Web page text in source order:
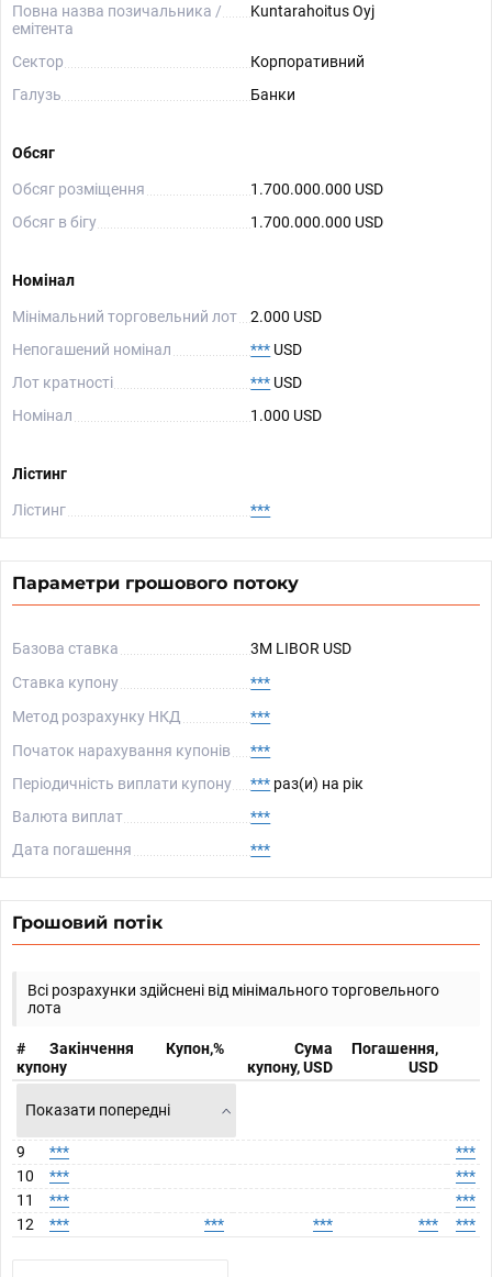
Повна назва позичальника /
емітента
Kuntarahoitus Oyj
Сектор
Корпоративний
Галузь
Банки
Обсяг
Обсяг розміщення
1.700.000.000 USD
Обсяг в бігу
1.700.000.000 USD
Номінал
Мінімальний торговельний лот
2.000 USD
Непогашений номінал
*** USD
Лот кратності
*** USD
Номінал
1.000 USD
Лістинг
Лістинг ***
Параметри грошового потоку
Базова ставка
3M LIBOR USD
Ставка купону
***
Метод розрахунку НКД
***
Початок нарахування купонів
***
Періодичність виплати купону
*** раз(и) на рік
Валюта виплат
***
Дата погашення
***
Грошовий потік
Всі розрахунки здійснені від мінімального торговельного
лота
#
Закінчення
купону
Купон,%
Сума
купону, USD
Погашення,
USD
Показати попередні
9 ***
***
10
***
***
11
***
***
12
*** *** *** *** ***